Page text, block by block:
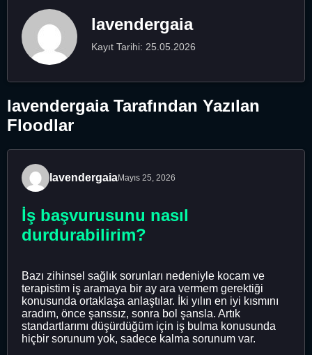
lavendergaia
Kayıt Tarihi: 25.05.2026
lavendergaia Tarafından Yazılan
Floodlar
lavendergaiaMayıs 25, 2026
İş başvurusunu nasıl
durdurabilirim?
Bazı zihinsel sağlık sorunları nedeniyle kocam ve
terapistim iş aramaya bir ay ara vermem gerektiği
konusunda ortaklaşa anlaştılar. İki yılın en iyi kısmını
aradım, önce şanssız, sonra bol şansla. Artık
standartlarımı düşürdüğüm için iş bulma konusunda
hiçbir sorunum yok, sadece kalma sorunum var.